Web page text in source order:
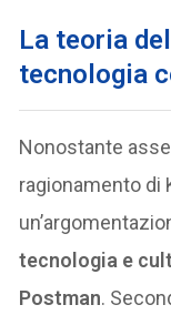
La teoria
tecnologia
Nonostante
ragionamento di
tecnologia e
Postman.